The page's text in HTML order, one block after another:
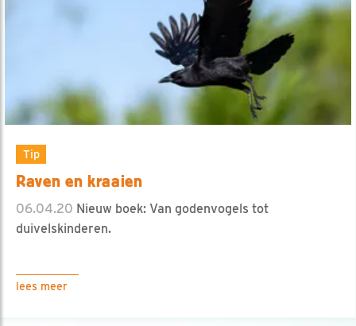
Tip
Raven en kraaien
06.04.20 Nieuw boek: Van godenvogels tot
duivelskinderen.
lees meer